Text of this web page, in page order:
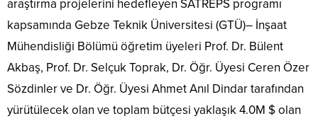
araştırma projelerini hedefleyen SATREPS programı
kapsamında Gebze Teknik Üniversitesi (GTÜ)– İnşaat
Mühendisliği Bölümü öğretim üyeleri Prof. Dr. Bülent
Akbaş, Prof. Dr. Selçuk Toprak, Dr. Öğr. Üyesi Ceren Özer
Sözdinler ve Dr. Öğr. Üyesi Ahmet Anıl Dindar tarafından
yürütülecek olan ve toplam bütçesi yaklaşık 4.0M $ olan